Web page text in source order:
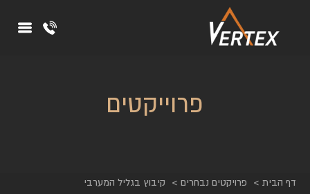
פרוייקטים
דף הבית פרויקטים נבחרים קיבוץ בגליל המערבי